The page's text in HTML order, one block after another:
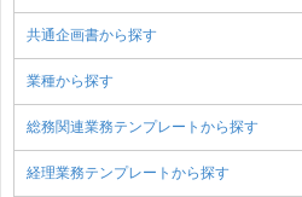
共通企画書から探す
業種から探す
総務関連業務テンプレートから探す
経理業務テンプレートから探す